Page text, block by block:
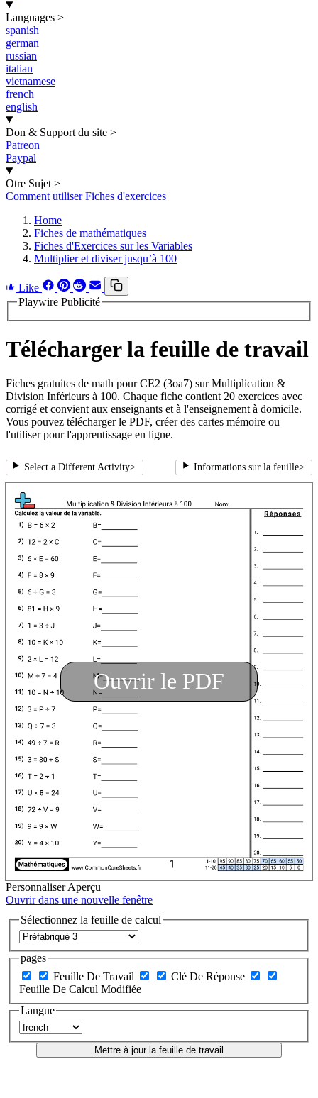
Languages >
spanish
german
russian
italian
vietnamese
french
english
Don & Support du site >
Patreon
Paypal
Otre Sujet >
Comment utiliser Fiches d'exercices
Home
Fiches de mathématiques
Fiches d'Exercices sur les Variables
Multiplier et diviser jusqu’à 100
Like
Playwire Publicité
Télécharger la feuille de travail
Fiches gratuites de math pour CE2 (3oa7) sur Multiplication &
Division Inférieurs à 100. Chaque fiche contient 20 exercices avec
corrigé et convient aux enseignants et à l'enseignement à domicile.
Vous pouvez télécharger le PDF, créer des cartes mémoire ou
l'utiliser pour l'apprentissage en ligne.
Select a Different Activity> Informations sur la feuille>
Ouvrir le PDF
Personnaliser Aperçu
Ouvrir dans une nouvelle fenêtre
Sélectionnez la feuille de calcul
pages
Feuille De Travail
Clé De Réponse
Feuille De Calcul Modifiée
Langue
Mettre à jour la feuille de travail